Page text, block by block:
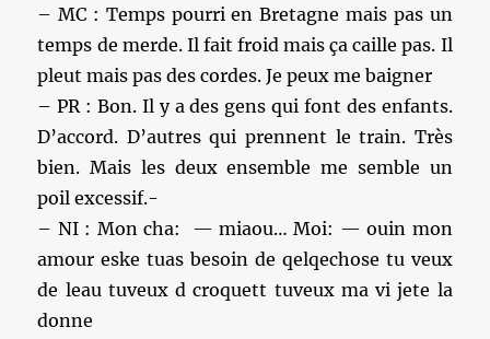
– MC : Temps pourri en Bretagne mais pas un
temps de merde. Il fait froid mais ça caille pas. Il
pleut mais pas des cordes. Je peux me baigner
– PR : Bon. Il y a des gens qui font des enfants.
D’accord. D’autres qui prennent le train. Très
bien. Mais les deux ensemble me semble un
poil excessif.-
– NI : Mon cha: — miaou… Moi: — ouin mon
amour eske tuas besoin de qelqechose tu veux
de leau tuveux d croquett tuveux ma vi jete la
donne